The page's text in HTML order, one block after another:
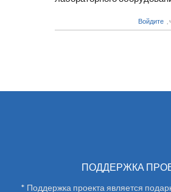
Войдите
ПОДДЕРЖКА
* Поддержка проекта является